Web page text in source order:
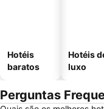
Hotéis
baratos
Hotéis
luxo
Perguntas